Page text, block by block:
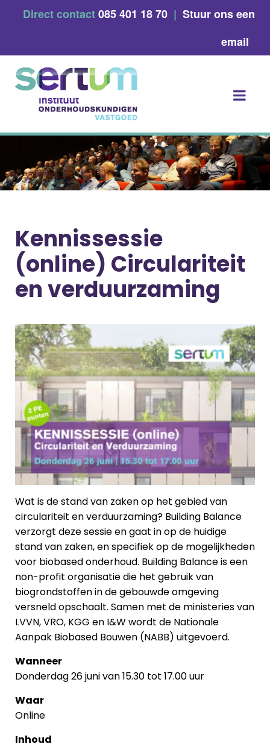
Direct contact085 401 18 70 | Stuur ons een
email
Kennissessie
(online) Circulariteit
en verduurzaming
Wat is de stand van zaken op het gebied van
circulariteit en verduurzaming? Building Balance
verzorgt deze sessie en gaat in op de huidige
stand van zaken, en specifiek op de mogelijkheden
voor biobased onderhoud. Building Balance is een
non-profit organisatie die het gebruik van
biogrondstoffen in de gebouwde omgeving
versneld opschaalt. Samen met de ministeries van
LVVN, VRO, KGG en I&W wordt de Nationale
Aanpak Biobased Bouwen (NABB) uitgevoerd.
Wanneer
Donderdag 26 juni van 15.30 tot 17.00 uur
Waar
Online
Inhoud